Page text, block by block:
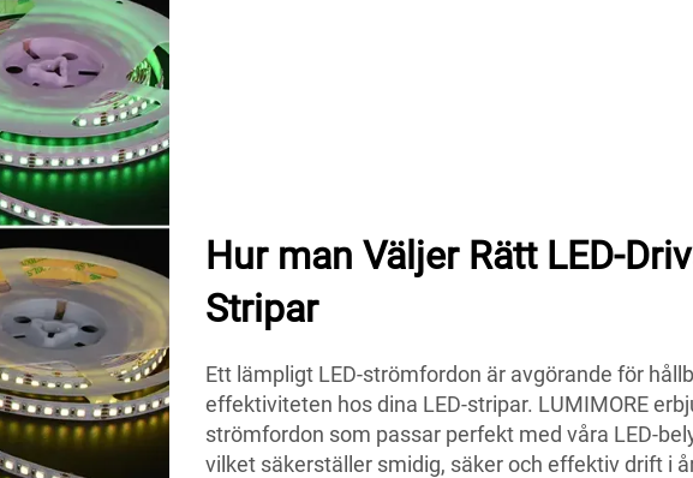
Hur man Väljer Rätt LED-
Stripar
Ett lämpligt LED-strömfordon är avgörande för
effektiviteten hos dina LED-stripar. LUMIMORE
strömfordon som passar perfekt med våra LED-
vilket säkerställer smidig, säker och effektiv drift i